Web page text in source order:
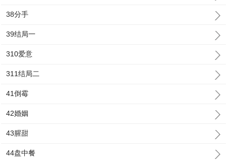
38分手
39结局一
310爱意
311结局二
41倒霉
42婚姻
43腥甜
44盘中餐